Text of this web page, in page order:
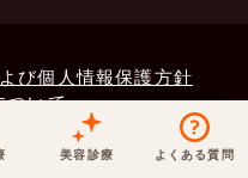
休診です
美容診療 よくある質問
び個人情報保護方針
ついて
五本木クリニック